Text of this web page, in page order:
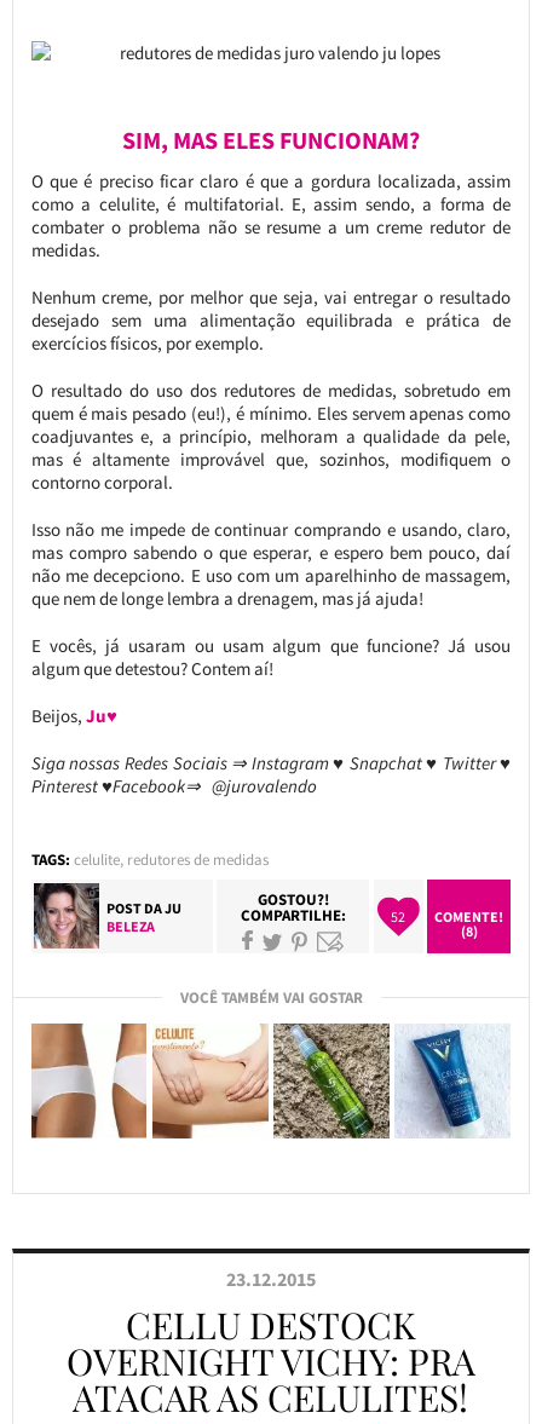
SIM, MAS ELES FUNCIONAM?
O que é preciso ficar claro é que a gordura localizada, assim
como a celulite, é multifatorial. E, assim sendo, a forma de
combater o problema não se resume a um creme redutor de
medidas.
Nenhum creme, por melhor que seja, vai entregar o resultado
desejado sem uma alimentação equilibrada e prática de
exercícios físicos, por exemplo.
O resultado do uso dos redutores de medidas, sobretudo em
quem é mais pesado (eu!), é mínimo. Eles servem apenas como
coadjuvantes e, a princípio, melhoram a qualidade da pele,
mas é altamente improvável que, sozinhos, modifiquem o
contorno corporal.
Isso não me impede de continuar comprando e usando, claro,
mas compro sabendo o que esperar, e espero bem pouco, daí
não me decepciono. E uso com um aparelhinho de massagem,
que nem de longe lembra a drenagem, mas já ajuda!
E vocês, já usaram ou usam algum que funcione? Já usou
algum que detestou? Contem aí!
Beijos, Ju♥
Siga nossas Redes Sociais ⇒ Instagram ♥ Snapchat ♥ Twitter ♥
Pinterest ♥Facebook⇒ @jurovalendo
TAGS: celulite, redutores de medidas
POST DAJU
BELEZA
GOSTOU?!
COMPARTILHE: 52
COMENTE!
(8)
VOCÊ TAMBÉM VAI GOSTAR
23.12.2015
CELLU DESTOCK
OVERNIGHT VICHY: PRA
ATACAR AS CELULITES!